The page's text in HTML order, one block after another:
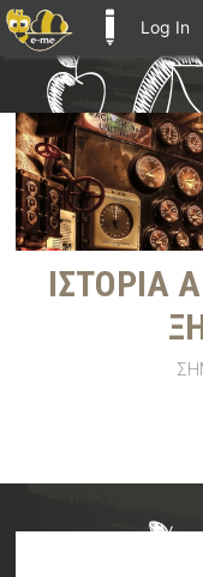
Log In
Skip
content
ΙΣΤΟΡΙΑ